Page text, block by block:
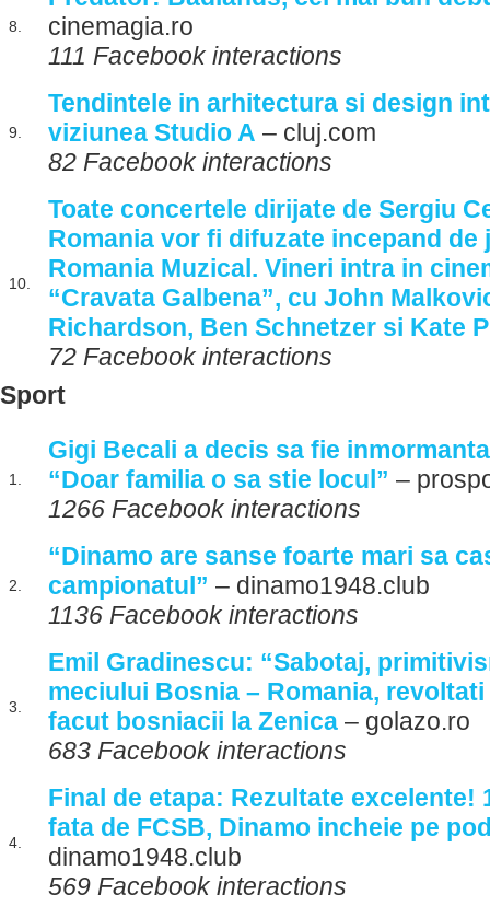
8.
cinemagia.ro
111 Facebook interactions
9.
Tendintele in arhitectura si design
viziunea Studio A – cluj.com
82 Facebook interactions
10.
Toate concertele dirijate de Sergiu
Romania vor fi difuzate incepand de
Romania Muzical. Vineri intra in
“Cravata Galbena”, cu John
Richardson, Ben Schnetzer si Kate
72 Facebook interactions
Sport
1.
Gigi Becali a decis sa fie
“Doar familia o sa stie locul” –
1266 Facebook interactions
2.
“Dinamo are sanse foarte mari sa
campionatul” – dinamo1948.club
1136 Facebook interactions
3.
Emil Gradinescu: “Sabotaj,
meciului Bosnia – Romania,
facut bosniacii la Zenica – golazo.ro
683 Facebook interactions
4.
Final de etapa: Rezultate excelente!
fata de FCSB, Dinamo incheie pe
dinamo1948.club
569 Facebook interactions